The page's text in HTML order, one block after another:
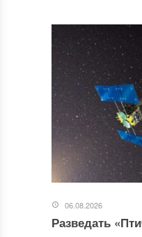
06.08.2026
Разведать